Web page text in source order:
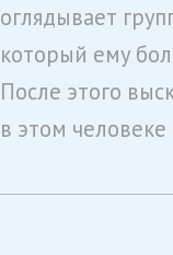
оглядывает
который ему
После этого
в этом